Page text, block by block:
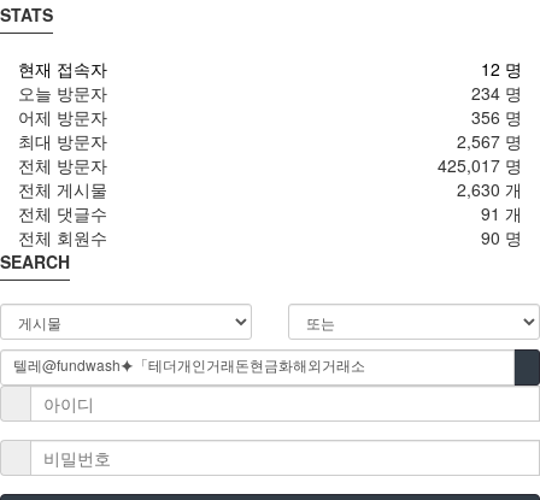
STATS
12 명
현재 접속자
234 명
오늘 방문자
356 명
어제 방문자
2,567 명
최대 방문자
425,017 명
전체 방문자
2,630 개
전체 게시물
91 개
전체 댓글수
90 명
전체 회원수
SEARCH